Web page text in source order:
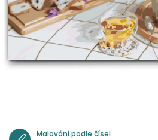
Malování podle čísel